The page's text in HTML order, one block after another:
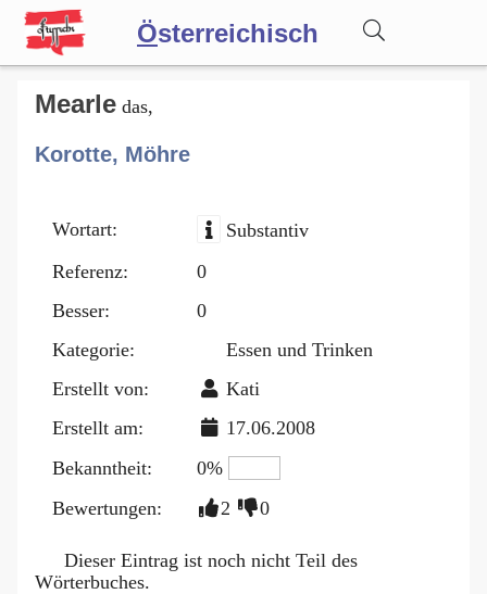
Österreichisch
Wörterbuch
Forum
Blog
Mearle das,
Korotte, Möhre
Wortart:
Substantiv
Referenz:
0
Besser:
0
Kategorie:
Essen und Trinken
Erstellt von:
Kati
Erstellt am:
17.06.2008
Bekanntheit:
0%
Bewertungen:
2 0
Dieser Eintrag ist noch nicht Teil des
Wörterbuches.